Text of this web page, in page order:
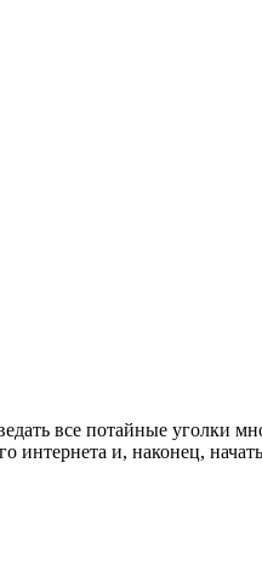
все потайные уголки
интернета и, наконец, начать